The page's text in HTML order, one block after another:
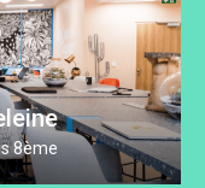
8ème